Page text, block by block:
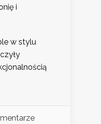
i
w stylu